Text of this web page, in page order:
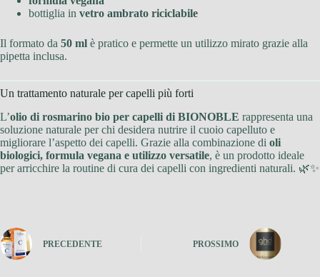
bottiglia in vetro ambrato riciclabile
Il formato da 50 ml è pratico e permette un utilizzo mirato grazie alla
pipetta inclusa.
Un trattamento naturale per capelli più forti
L’olio di rosmarino bio per capelli di BIONOBLE rappresenta una
soluzione naturale per chi desidera nutrire il cuoio capelluto e
migliorare l’aspetto dei capelli. Grazie alla combinazione di oli
biologici, formula vegana e utilizzo versatile, è un prodotto ideale
per arricchire la routine di cura dei capelli con ingredienti naturali. 🌿✨
PRECEDENTE PROSSIMO